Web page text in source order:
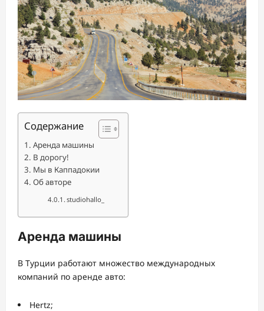
Содержание
Аренда машины
В дорогу!
Мы в Каппадокии
Об авторе
studiohallo_
Аренда машины
В Турции работают множество международных
компаний по аренде авто:
Hertz;